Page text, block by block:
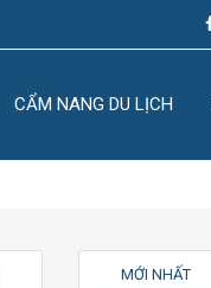
CẨM NANG DU LỊCH
MỚI NHẤT